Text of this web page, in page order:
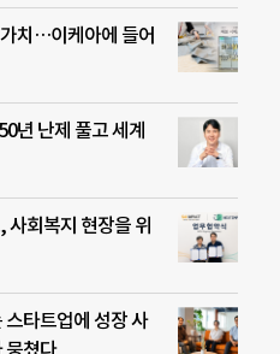
치…이케아에 들어
년 난제 풀고 세계
회복지 현장을 위
타트업에 성장 사